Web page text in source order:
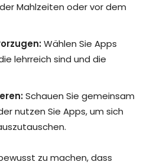
Mahlzeiten oder vor dem
Wählen Sie Apps
lehrreich sind und die
Schauen Sie gemeinsam
nutzen Sie Apps, um sich
zu machen, dass